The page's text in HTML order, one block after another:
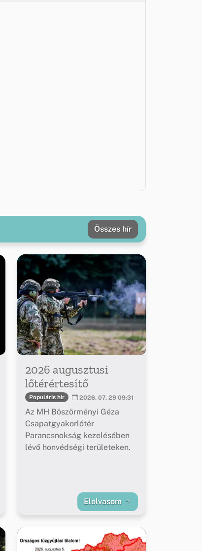
Összes hír
2026 augusztusi
lőtérértesítő
Populáris hír 2026. 07. 29 09:31
Az MH Böszörményi Géza
Csapatgyakorlótér
Parancsnokság kezelésében
lévő honvédségi területeken.
Elolvasom